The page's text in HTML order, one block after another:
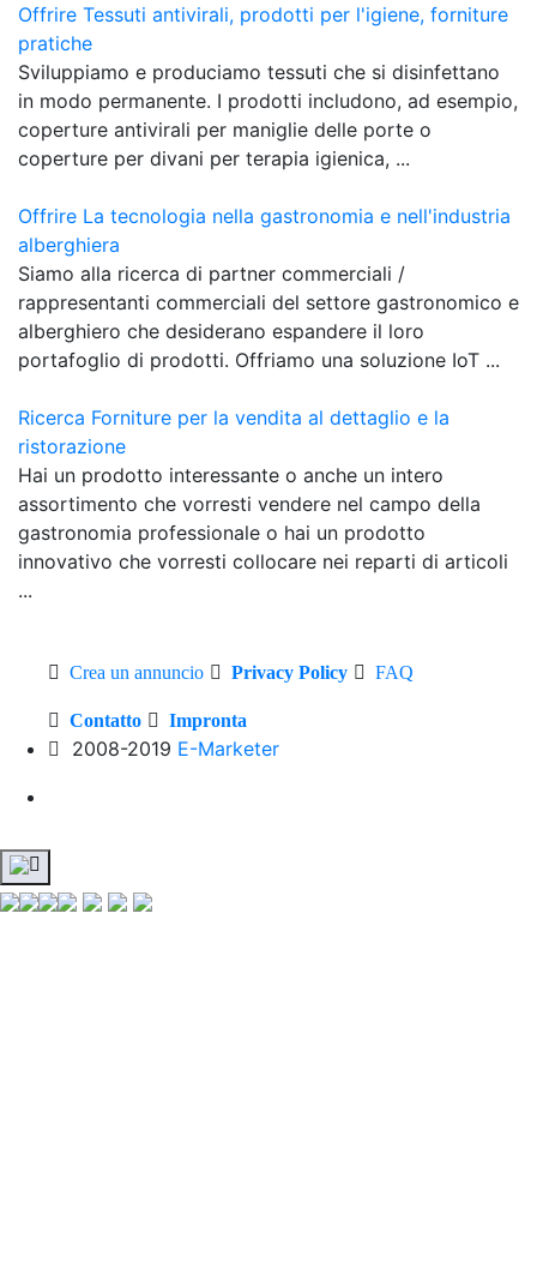
Offrire Tessuti antivirali, prodotti per l'igiene, forniture
pratiche
Sviluppiamo e produciamo tessuti che si disinfettano
in modo permanente. I prodotti includono, ad esempio,
coperture antivirali per maniglie delle porte o
coperture per divani per terapia igienica, ...
Offrire La tecnologia nella gastronomia e nell'industria
alberghiera
Siamo alla ricerca di partner commerciali /
rappresentanti commerciali del settore gastronomico e
alberghiero che desiderano espandere il loro
portafoglio di prodotti. Offriamo una soluzione IoT ...
Ricerca Forniture per la vendita al dettaglio e la
ristorazione
Hai un prodotto interessante o anche un intero
assortimento che vorresti vendere nel campo della
gastronomia professionale o hai un prodotto
innovativo che vorresti collocare nei reparti di articoli
...
Crea un annuncio Privacy Policy FAQ
Contatto Impronta
2008-2019 E-Marketer